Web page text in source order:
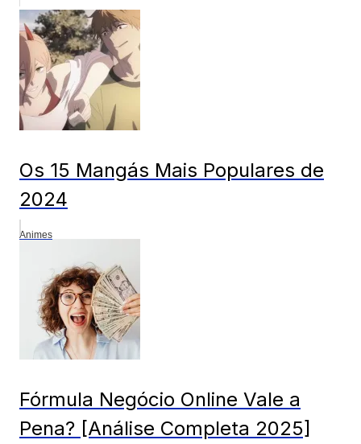
Os 15 Mangás Mais Populares de
2024
Animes
Fórmula Negócio Online Vale a
Pena? [Análise Completa 2025]